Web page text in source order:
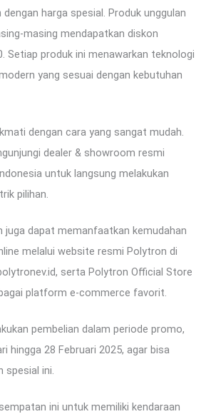
harga spesial. Produk unggulan
masing mendapatkan diskon
Setiap produk ini menawarkan teknologi
yang sesuai dengan kebutuhan
dengan cara yang sangat mudah.
dealer & showroom resmi
untuk langsung melakukan
pilihan.
juga dapat memanfaatkan kemudahan
melalui website resmi Polytron di
serta Polytron Official Store
platform e-commerce favorit.
pembelian dalam periode promo,
hingga 28 Februari 2025, agar bisa
spesial ini.
ini untuk memiliki kendaraan